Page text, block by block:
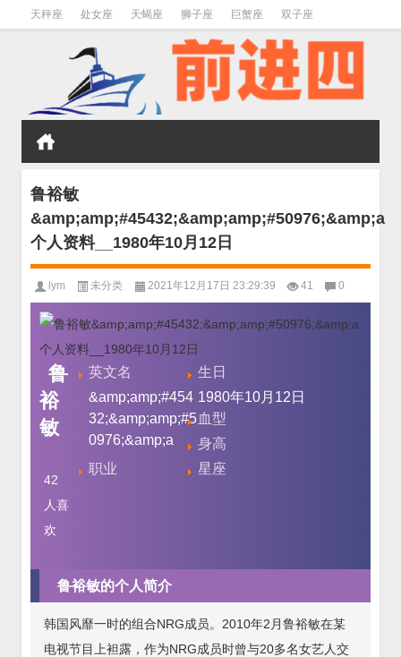
天秤座 处女座 天蝎座 狮子座 巨蟹座 双子座
鲁裕敏
&amp;amp;#45432;&amp;amp;#50976;&amp;a
个人资料__1980年10月12日
lym 未分类 2021年12月17日 23:29:39 41 0
鲁
裕
敏
42
人喜
欢
英文名
&amp;amp;#454
32;&amp;amp;#5
0976;&amp;a
生日
1980年10月12日
血型
身高
职业
星座
鲁裕敏的个人简介
韩国风靡一时的组合NRG成员。2010年2月鲁裕敏在某
电视节目上袒露，作为NRG成员时曾与20多名女艺人交